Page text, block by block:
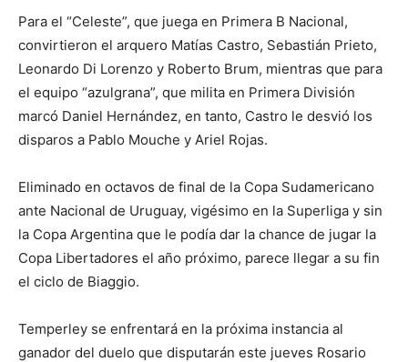
Para el “Celeste”, que juega en Primera B Nacional,
convirtieron el arquero Matías Castro, Sebastián Prieto,
Leonardo Di Lorenzo y Roberto Brum, mientras que para
el equipo “azulgrana”, que milita en Primera División
marcó Daniel Hernández, en tanto, Castro le desvió los
disparos a Pablo Mouche y Ariel Rojas.
Eliminado en octavos de final de la Copa Sudamericano
ante Nacional de Uruguay, vigésimo en la Superliga y sin
la Copa Argentina que le podía dar la chance de jugar la
Copa Libertadores el año próximo, parece llegar a su fin
el ciclo de Biaggio.
Temperley se enfrentará en la próxima instancia al
ganador del duelo que disputarán este jueves Rosario